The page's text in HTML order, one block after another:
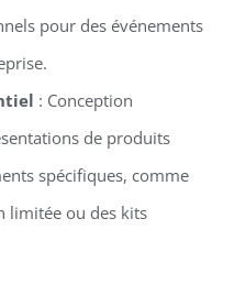
pour des événements
: Conception
de produits
spécifiques, comme
limitée ou des kits